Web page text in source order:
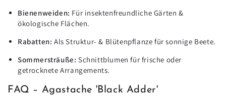
Bienenweiden: Für insektenfreundliche Gärten &
ökologische Flächen.
Rabatten: Als Struktur- & Blütenpflanze für sonnige Beete.
Sommersträuße: Schnittblumen für frische oder
getrocknete Arrangements.
FAQ – Agastache 'Black Adder'